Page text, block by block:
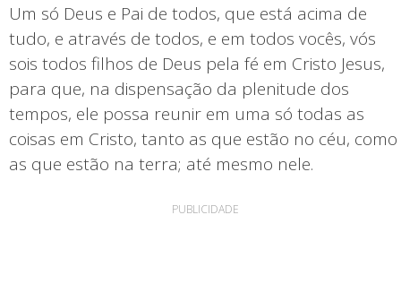
Um só Deus e Pai de todos, que está acima de
tudo, e através de todos, e em todos vocês, vós
sois todos filhos de Deus pela fé em Cristo Jesus,
para que, na dispensação da plenitude dos
tempos, ele possa reunir em uma só todas as
coisas em Cristo, tanto as que estão no céu, como
as que estão na terra; até mesmo nele.
PUBLICIDADE